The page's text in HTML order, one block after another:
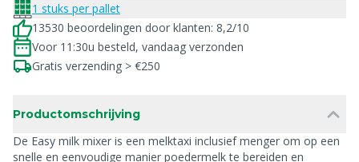
1 stuks per pallet
13530 beoordelingen door klanten: 8,2/10
Voor 11:30u besteld, vandaag verzonden
Gratis verzending > €250
Productomschrijving
De Easy milk mixer is een melktaxi inclusief menger om op een
snelle en eenvoudige manier poedermelk te bereiden en